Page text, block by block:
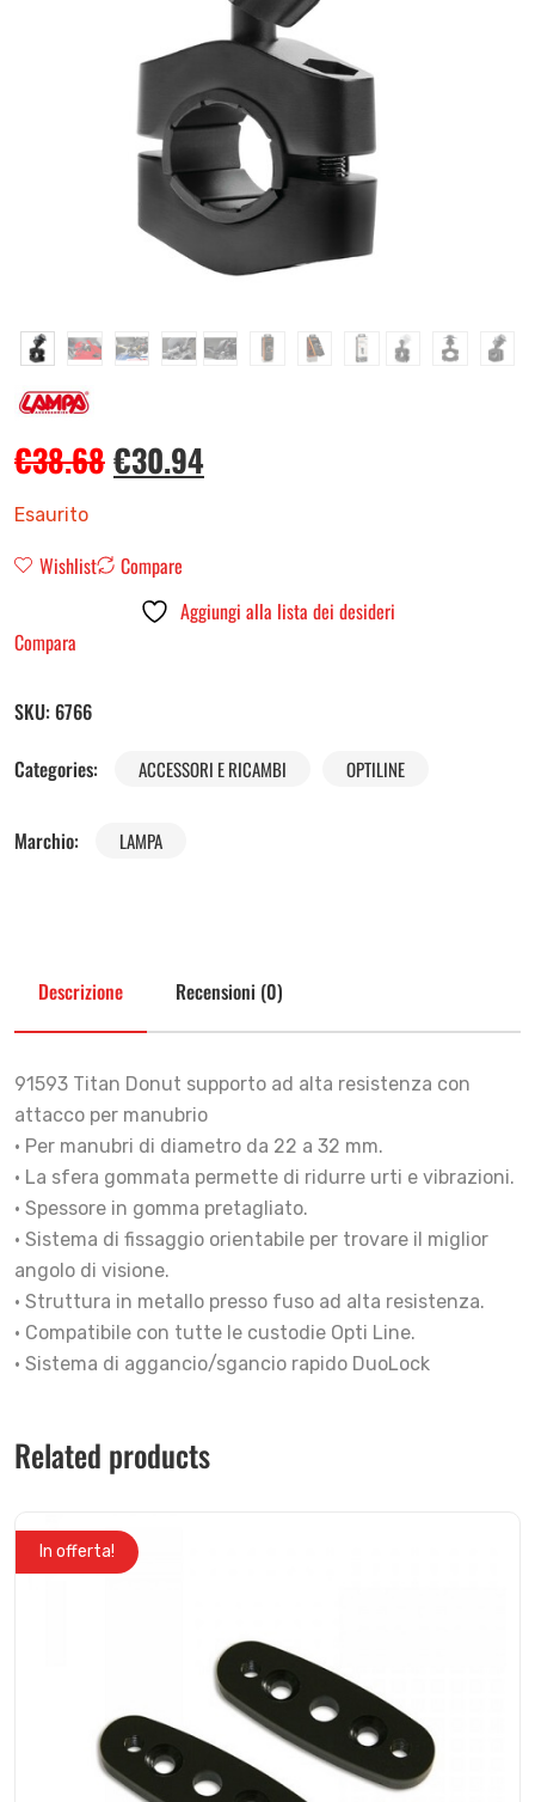
€38.68€30.94
Esaurito
Wishlist
Compare
Aggiungi alla lista dei desideri
Compara
SKU: 6766
Categories:
ACCESSORI E RICAMBI OPTILINE
Marchio: LAMPA
Descrizione Recensioni (0)
91593 Titan Donut supporto ad alta resistenza con
attacco per manubrio
• Per manubri di diametro da 22 a 32 mm.
• La sfera gommata permette di ridurre urti e vibrazioni.
• Spessore in gomma pretagliato.
• Sistema di fissaggio orientabile per trovare il miglior
angolo di visione.
• Struttura in metallo presso fuso ad alta resistenza.
• Compatibile con tutte le custodie Opti Line.
• Sistema di aggancio/sgancio rapido DuoLock
Related products
In offerta!